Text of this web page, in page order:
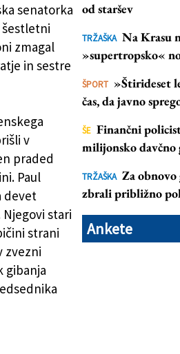
senatorka
šestletni
zmagal
in sestre
v
praded
Paul
devet
Njegovi stari
strani
zvezni
gibanja
od staršev
TRŽAŠKA Na Krasu
»supertropsko«
ŠPORT »Štirideset
čas, da javno
ŠE Finančni
milijonsko
TRŽAŠKA Za
zbrali približno
Ankete